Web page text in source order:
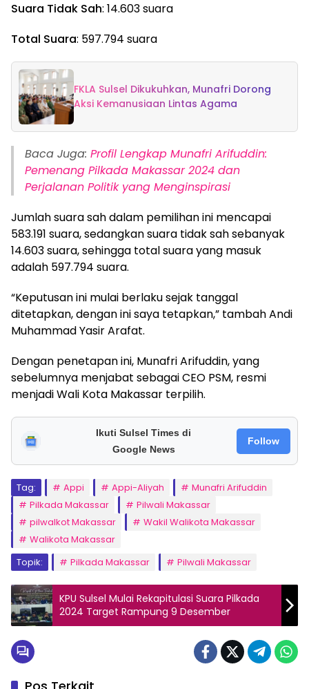
Suara Tidak Sah: 14.603 suara
Total Suara: 597.794 suara
FKLA Sulsel Dikukuhkan, Munafri Dorong
Aksi Kemanusiaan Lintas Agama
Baca Juga: Profil Lengkap Munafri Arifuddin:
Pemenang Pilkada Makassar 2024 dan
Perjalanan Politik yang Menginspirasi
Jumlah suara sah dalam pemilihan ini mencapai
583.191 suara, sedangkan suara tidak sah sebanyak
14.603 suara, sehingga total suara yang masuk
adalah 597.794 suara.
“Keputusan ini mulai berlaku sejak tanggal
ditetapkan, dengan ini saya tetapkan,” tambah Andi
Muhammad Yasir Arafat.
Dengan penetapan ini, Munafri Arifuddin, yang
sebelumnya menjabat sebagai CEO PSM, resmi
menjadi Wali Kota Makassar terpilih.
Ikuti Sulsel Times di
Google News
Follow
Tag: Appi Appi-Aliyah
Munafri Arifuddin
Pilkada Makassar
Pilwali Makassar
pilwalkot Makassar
Wakil Walikota Makassar
Walikota Makassar
Topik:
Pilkada Makassar Pilwali Makassar
KPU Sulsel Mulai Rekapitulasi Suara Pilkada
2024 Target Rampung 9 Desember